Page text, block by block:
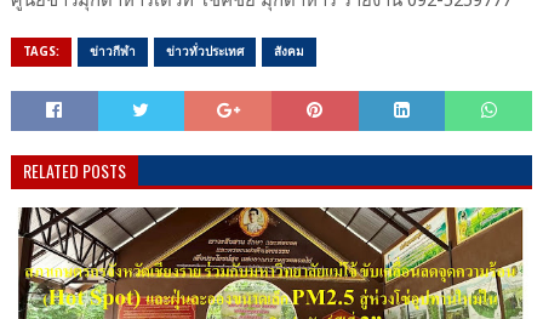
TAGS: ข่าวกีฬา ข่าวทั่วประเทศ สังคม
RELATED POSTS